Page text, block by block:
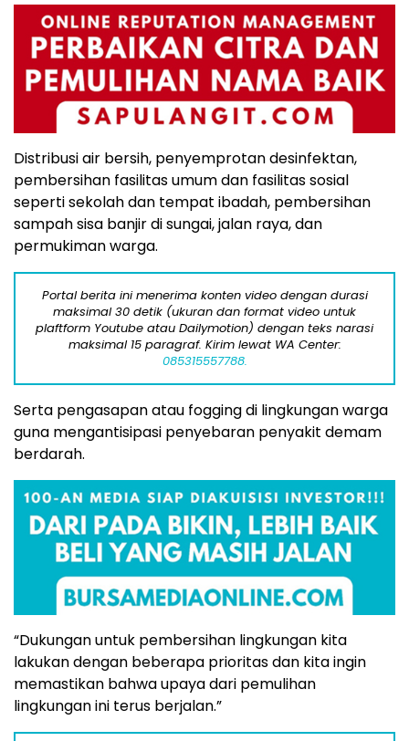
Distribusi air bersih, penyemprotan desinfektan,
pembersihan fasilitas umum dan fasilitas sosial
seperti sekolah dan tempat ibadah, pembersihan
sampah sisa banjir di sungai, jalan raya, dan
permukiman warga.
Portal berita ini menerima konten video dengan durasi
maksimal 30 detik (ukuran dan format video untuk
plaftform Youtube atau Dailymotion) dengan teks narasi
maksimal 15 paragraf. Kirim lewat WA Center:
085315557788.
Serta pengasapan atau fogging di lingkungan warga
guna mengantisipasi penyebaran penyakit demam
berdarah.
“Dukungan untuk pembersihan lingkungan kita
lakukan dengan beberapa prioritas dan kita ingin
memastikan bahwa upaya dari pemulihan
lingkungan ini terus berjalan.”